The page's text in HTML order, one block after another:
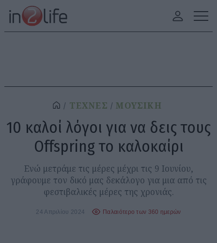
ΤΕΧΝΕΣ ΜΟΥΣΙΚΗ
10 καλοί λόγοι για να δεις τους
Offspring το καλοκαίρι
Ενώ μετράμε τις μέρες μέχρι τις 9 Ιουνίου,
γράφουμε τον δικό μας δεκάλογο για μια από τις
φεστιβαλικές μέρες της χρονιάς.
24 Απριλίου 2024 Παλαιότερο των 360 ημερών